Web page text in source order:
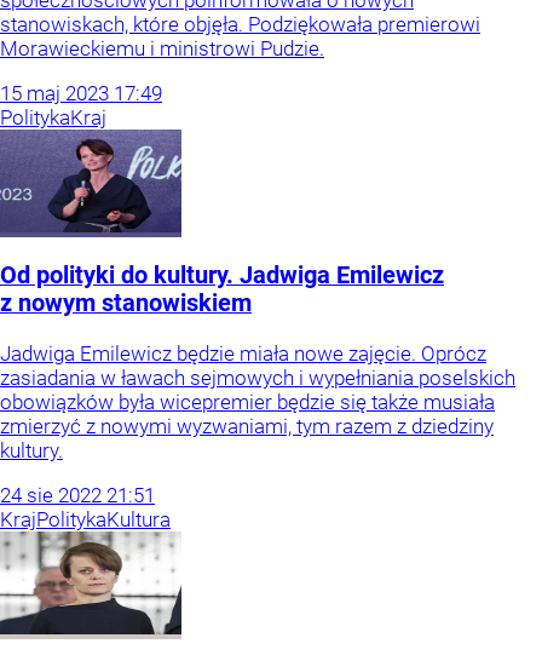
stanowiskach, które objęła. Podziękowała premierowi
Morawieckiemu i ministrowi Pudzie.
15 maj 2023 17:49
PolitykaKraj
Od polityki do kultury. Jadwiga Emilewicz
z nowym stanowiskiem
Jadwiga Emilewicz będzie miała nowe zajęcie. Oprócz
zasiadania w ławach sejmowych i wypełniania poselskich
obowiązków była wicepremier będzie się także musiała
zmierzyć z nowymi wyzwaniami, tym razem z dziedziny
kultury.
24 sie 2022 21:51
KrajPolitykaKultura